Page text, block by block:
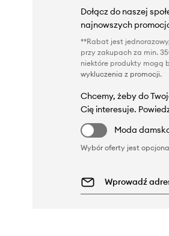
Dołącz do naszej
najnowszych
**Rabat jest
przy zakupach za min.
niektóre produkty mogą
wykluczenia z promocji.
Chcemy, żeby do
Cię interesuje.
Moda
Wybór oferty jest